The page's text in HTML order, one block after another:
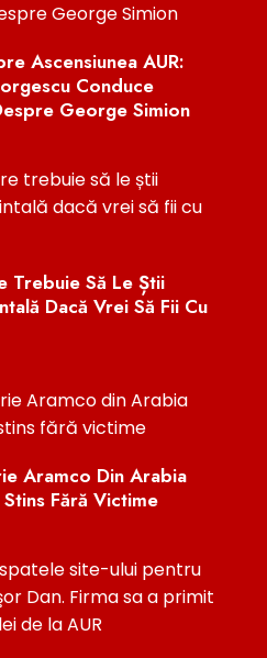
Ascensiunea AUR:
Conduce
George Simion
Trebuie Să Le Știi
Dacă Vrei Să Fii Cu
Aramco Din Arabia
Fără Victime